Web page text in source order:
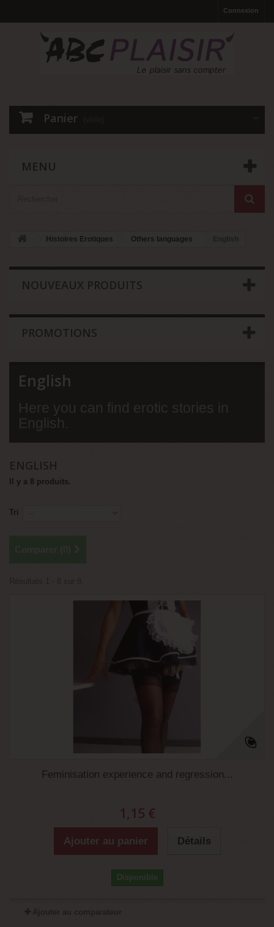
Connexion
Panier
MENU
Histoires Erotiques Others languages
NOUVEAUX PRODUITS
PROMOTIONS
English
ENGLISH
Il y a 8 produits.
Tri
Feminisation experience and regression...
1,15 €
Ajouter au panier Détails
Disponible